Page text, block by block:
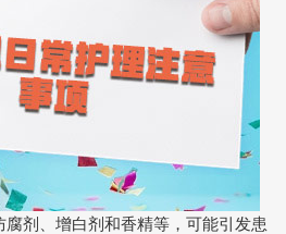
剂、增白剂和香精等，可能引发患